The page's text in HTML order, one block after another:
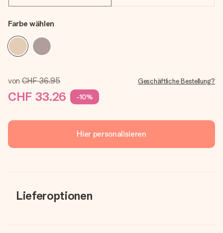
Farbe wählen
von CHF 36.95
CHF 33.26 -10%
Geschäftliche Bestellung?
Hier personalisieren
Lieferoptionen